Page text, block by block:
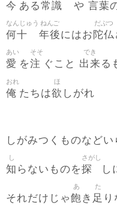
今 ある常識 や 言葉
何十
なんじゅう
年後
ねんご
にはお 陀仏
だぶつ
愛
あい
を注
そそ
ぐこと 出来
でき
る
俺
おれ
たちは欲
ほ
しがれ
しがみつくものなどい
知
し
らないものを探
さがし
し
それだけじゃ飽
あ
き 足
た